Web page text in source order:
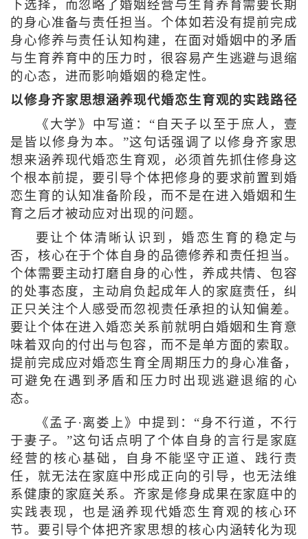
下选择，而忽略了婚姻经营与生育养育需要长期
的身心准备与责任担当。个体如若没有提前完成
身心修养与责任认知构建，在面对婚姻中的矛盾
与生育养育中的压力时，很容易产生逃避与退缩
的心态，进而影响婚姻的稳定性。
以修身齐家思想涵养现代婚恋生育观的实践路径
《大学》中写道：“自天子以至于庶人，壹
是皆以修身为本。”这句话强调了以修身齐家思
想来涵养现代婚恋生育观，必须首先抓住修身这
个根本前提，要引导个体把修身的要求前置到婚
恋生育的认知准备阶段，而不是在进入婚姻和生
育之后才被动应对出现的问题。
要让个体清晰认识到，婚恋生育的稳定与
否，核心在于个体自身的品德修养和责任担当。
个体需要主动打磨自身的心性，养成共情、包容
的处事态度，主动肩负起成年人的家庭责任，纠
正只关注个人感受而忽视责任承担的认知偏差。
要让个体在进入婚恋关系前就明白婚姻和生育意
味着双向的付出与包容，而不是单方面的索取。
提前完成应对婚恋生育全周期压力的身心准备，
可避免在遇到矛盾和压力时出现逃避退缩的心
态。
《孟子·离娄上》中提到：“身不行道，不行
于妻子。”这句话点明了个体自身的言行是家庭
经营的核心基础，自身不能坚守正道、践行责
任，就无法在家庭中形成正向的引导，也无法维
系健康的家庭关系。齐家是修身成果在家庭中的
实践表现，也是涵养现代婚恋生育观的核心环
节。要引导个体把齐家思想的核心内涵转化为现